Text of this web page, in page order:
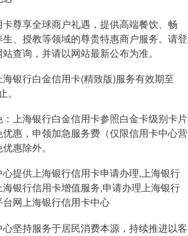
卡尊享全球商户礼遇，提供高端餐饮、畅
、授教等领域的尊贵特惠商户服务。请登
查询，并请以网站最新公布为准。
银行白金信用卡(精致版)服务有效期至
上海银行白金信用卡参照白金卡级别卡片
惠，申领加急服务费（仅限信用卡中心营
惠除外。
心提供上海银行信用卡申请办理,上海银行
银行信用卡增值服务,申请办理上海银行
网上海银行信用卡中心
心坚持服务于居民消费本源，持续推进以客